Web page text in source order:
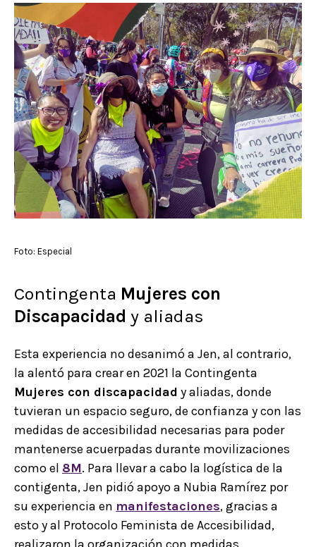
Foto: Especial
Contingenta Mujeres con
Discapacidad y aliadas
Esta experiencia no desanimó a Jen, al contrario,
la alentó para crear en 2021 la Contingenta
Mujeres con discapacidad y aliadas, donde
tuvieran un espacio seguro, de confianza y con las
medidas de accesibilidad necesarias para poder
mantenerse acuerpadas durante movilizaciones
como el 8M. Para llevar a cabo la logística de la
contigenta, Jen pidió apoyo a Nubia Ramírez por
su experiencia en manifestaciones, gracias a
esto y al Protocolo Feminista de Accesibilidad,